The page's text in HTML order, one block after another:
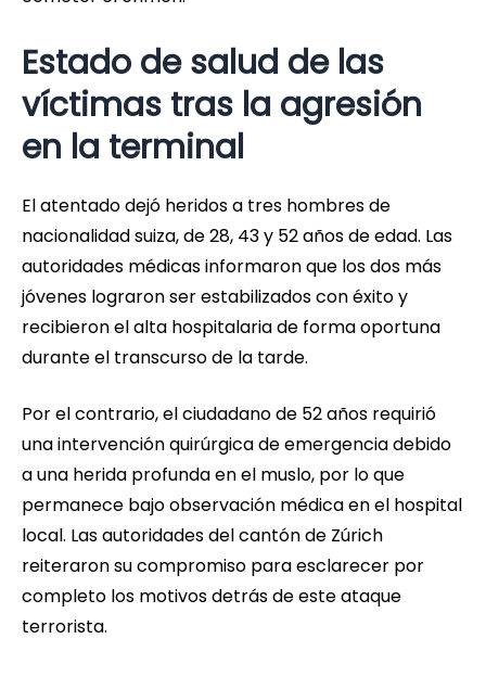
Estado de salud de las
víctimas tras la agresión
en la terminal
El atentado dejó heridos a tres hombres de
nacionalidad suiza, de 28, 43 y 52 años de edad. Las
autoridades médicas informaron que los dos más
jóvenes lograron ser estabilizados con éxito y
recibieron el alta hospitalaria de forma oportuna
durante el transcurso de la tarde.
Por el contrario, el ciudadano de 52 años requirió
una intervención quirúrgica de emergencia debido
a una herida profunda en el muslo, por lo que
permanece bajo observación médica en el hospital
local. Las autoridades del cantón de Zúrich
reiteraron su compromiso para esclarecer por
completo los motivos detrás de este ataque
terrorista.